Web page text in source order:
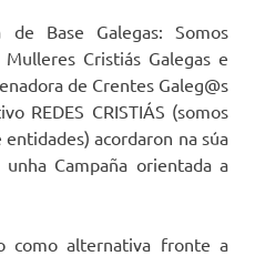
Base Galegas: Somos
Cristiás Galegas e
de Crentes Galeg@s
REDES CRISTIÁS (somos
acordaron na súa
Campaña orientada a
como alternativa fronte a